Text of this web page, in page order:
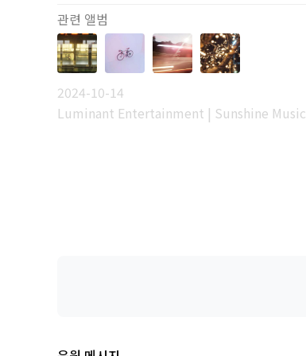
관련 앨범
2024-10-14
Luminant Entertainment | Sunshine Music